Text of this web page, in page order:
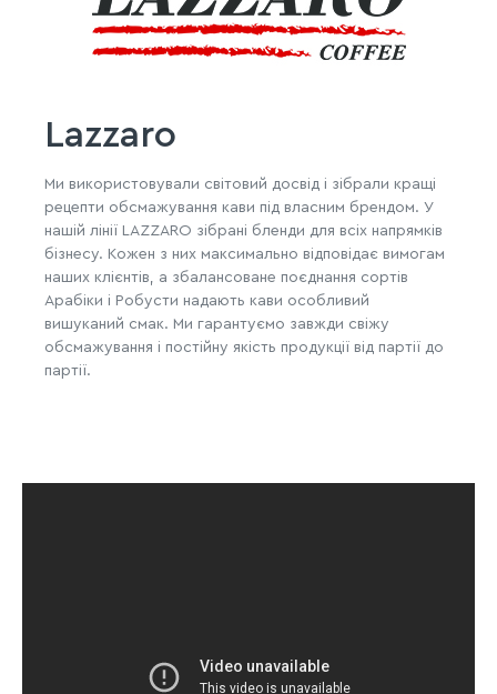
Lazzaro
Ми використовували світовий досвід і зібрали кращі
рецепти обсмажування кави під власним брендом. У
нашій лінії LAZZARO зібрані бленди для всіх напрямків
бізнесу. Кожен з них максимально відповідає вимогам
наших клієнтів, а збалансоване поєднання сортів
Арабіки і Робусти надають кави особливий
вишуканий смак. Ми гарантуємо завжди свіжу
обсмажування і постійну якість продукції від партії до
партії.